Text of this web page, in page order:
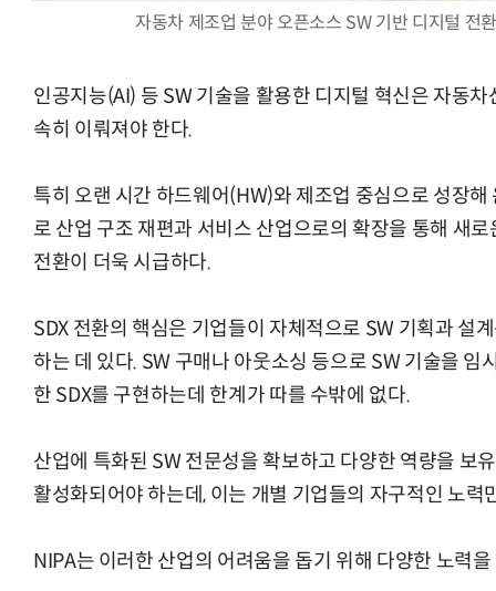
자동차 제조업 분야 오픈소스 SW 기반 디지털 전
인공지능(AI) 등 SW 기술을 활용한 디지털 혁신은 자동
속히 이뤄져야 한다.
특히 오랜 시간 하드웨어(HW)와 제조업 중심으로 성장
로 산업 구조 재편과 서비스 산업으로의 확장을 통해 새
전환이 더욱 시급하다.
SDX 전환의 핵심은 기업들이 자체적으로 SW 기획과 설
하는 데 있다. SW 구매나 아웃소싱 등으로 SW 기술을 임
한 SDX를 구현하는데 한계가 따를 수밖에 없다.
산업에 특화된 SW 전문성을 확보하고 다양한 역량을 보
활성화되어야 하는데, 이는 개별 기업들의 자구적인 노력
NIPA는 이러한 산업의 어려움을 돕기 위해 다양한 노력을